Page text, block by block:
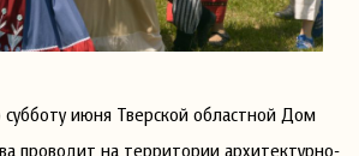
июня Тверской областной Дом
проводит на территории архитектурно-